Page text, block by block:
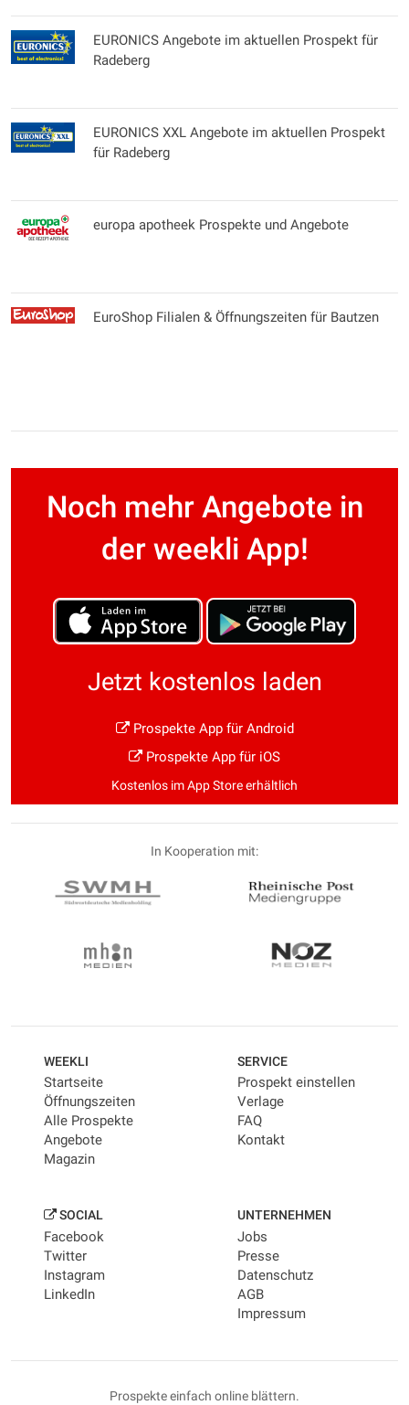
EURONICS Angebote im aktuellen Prospekt für
Radeberg
EURONICS XXL Angebote im aktuellen Prospekt
für Radeberg
europa apotheek Prospekte und Angebote
EuroShop Filialen & Öffnungszeiten für Bautzen
Noch mehr Angebote in
der weekli App!
Jetzt kostenlos laden
Prospekte App für Android
Prospekte App für iOS
Kostenlos im App Store erhältlich
In Kooperation mit:
WEEKLI
Startseite
Öffnungszeiten
Alle Prospekte
Angebote
Magazin
SERVICE
Prospekt einstellen
Verlage
FAQ
Kontakt
SOCIAL
Facebook
Twitter
Instagram
LinkedIn
UNTERNEHMEN
Jobs
Presse
Datenschutz
AGB
Impressum
Prospekte einfach online blättern.